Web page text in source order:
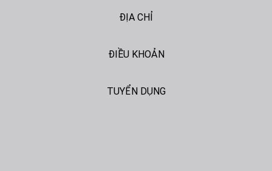
ĐỊA CHỈ
ĐIỀU KHOẢN
TUYỂN DỤNG